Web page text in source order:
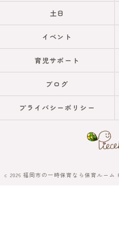
土日
イベント
育児サポート
ブログ
プライバシーポリシー
c 2026 福岡市の一時保育なら保育ルーム